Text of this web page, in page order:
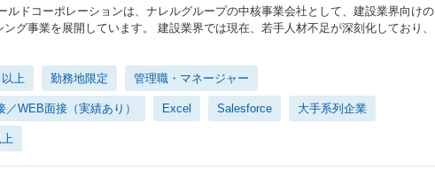
ルドコーポレーションは、ナレルグループの中核事業会社として、建設業界向けの
ング事業を展開しています。 建設業界では現在、若手人材不足が深刻化しており、
上 勤務地限定 管理職・マネージャー
／WEB面接（実績あり） Excel Salesforce 大手系列企業